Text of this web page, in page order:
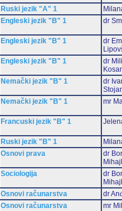
Ruski jezik "A" 1
Engleski jezik "B" 1 dr
Engleski jezik "B" 1
dr
Engleski jezik "B" 1
dr
Nemački jezik "B" 1
dr
Nemački jezik "B" 1 mr
Francuski jezik "B" 1
Ruski jezik "B" 1
Osnovi prava
dr
Sociologija
dr
Osnovi računarstva
dr
Osnovi računarstva mr